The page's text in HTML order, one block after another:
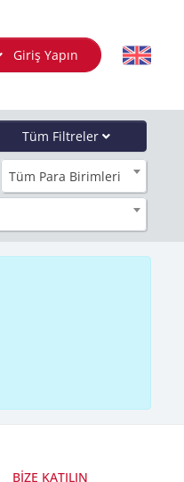
Giriş Yapın
Tüm Filtreler
Tüm Para Birimleri
BİZE KATILIN